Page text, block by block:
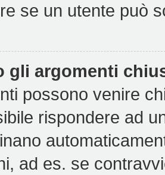
se un utente può
gli argomenti
possono venire
rispondere ad
ad es. se